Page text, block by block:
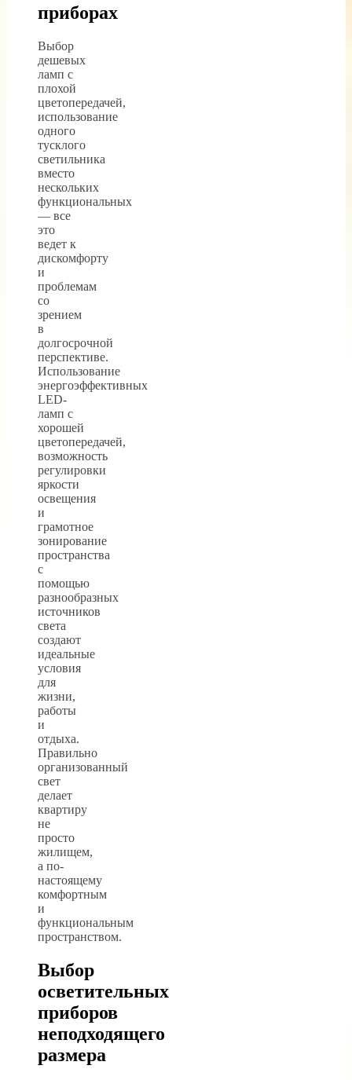
приборах
Выбор
дешевых
ламп с
плохой
цветопередачей,
использование
одного
тусклого
светильника
вместо
нескольких
функциональных
— все
это
ведет к
дискомфорту
и
проблемам
со
зрением
в
долгосрочной
перспективе.
Использование
энергоэффективных
LED-
ламп с
хорошей
цветопередачей,
возможность
регулировки
яркости
освещения
и
грамотное
зонирование
пространства
с
помощью
разнообразных
источников
света
создают
идеальные
условия
для
жизни,
работы
и
отдыха.
Правильно
организованный
свет
делает
квартиру
не
просто
жилищем,
а по-
настоящему
комфортным
и
функциональным
пространством.
Выбор
осветительных
приборов
неподходящего
размера